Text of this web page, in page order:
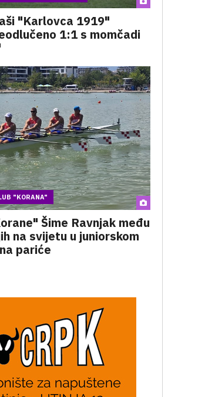
"Karlovca 1919"
1:1 s momčadi
"KORANA"
Šime Ravnjak među
na svijetu u juniorskom
pariće